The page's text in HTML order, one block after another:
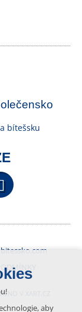
bítešsku
V XART.CZ
aby